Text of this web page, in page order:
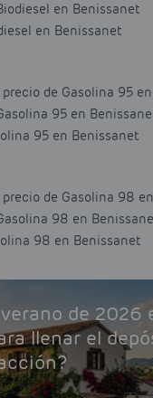
en Benissanet
en Benissanet
de Gasolina 95
95 en
95 en Benissanet
de Gasolina 98
98 en
98 en Benissanet
de 2026
llenar el